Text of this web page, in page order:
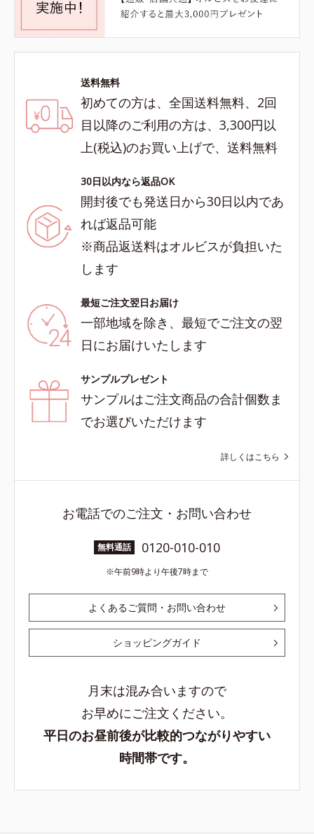
送料無料
初めての方は、全国送料無料、2回
目以降のご利用の方は、3,300円以
上(税込)のお買い上げで、送料無料
30日以内なら返品OK
開封後でも発送日から30日以内であ
れば返品可能
※商品返送料はオルビスが負担いた
します
最短ご注文翌日お届け
一部地域を除き、最短でご注文の翌
日にお届けいたします
サンプルプレゼント
サンプルはご注文商品の合計個数ま
でお選びいただけます
詳しくはこちら
お電話でのご注文・お問い合わせ
無料通話 0120-010-010
午前9時より午後7時まで
よくあるご質問・お問い合わせ
ショッピングガイド
月末は混み合いますので
お早めにご注文ください。
平日のお昼前後が比較的つながりやすい
時間帯です。